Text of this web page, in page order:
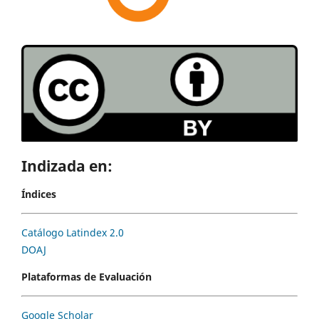
Indizada en:
Índices
Catálogo Latindex 2.0
DOAJ
Plataformas de Evaluación
Google Scholar